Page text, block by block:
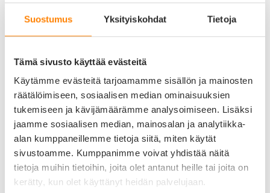
Suostumus Yksityiskohdat Tietoja
Tämä sivusto käyttää evästeitä
Käytämme evästeitä tarjoamamme sisällön ja mainosten
räätälöimiseen, sosiaalisen median ominaisuuksien
tukemiseen ja kävijämäärämme analysoimiseen. Lisäksi
jaamme sosiaalisen median, mainosalan ja analytiikka-
alan kumppaneillemme tietoja siitä, miten käytät
sivustoamme. Kumppanimme voivat yhdistää näitä
tietoja muihin tietoihin, joita olet antanut heille tai joita on
kerätty, kun olet käyttänyt heidän palvelujaan.
Koiran
Nimilaatta - EXTRA vahva Alumiini pieni luu, vaaleansininen
Oli laadukas ja kevyt. Ei ole vuoden käytön aikana tullut mitään näkyviä
kulumisen merkkejä
Sari R.
18/09/2025
Koiran
Nimilaatta - EXTRA vahva Alumiini pieni luu, vaaleansininen
Pia Orava
Vahvistettu ostaja
18/09/2023